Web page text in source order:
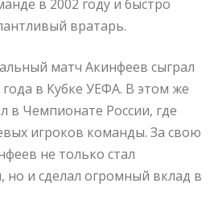
в 2002 году и быстро
вратарь.
матч Акинфеев сыграл
в Кубке УЕФА. В этом же
в Чемпионате России, где
игроков команды. За свою
не только стал
и сделал огромный вклад в